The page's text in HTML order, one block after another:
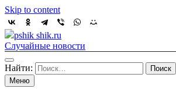
Skip to content
pshik shik.ru
Случайные новости
Найти:
Меню